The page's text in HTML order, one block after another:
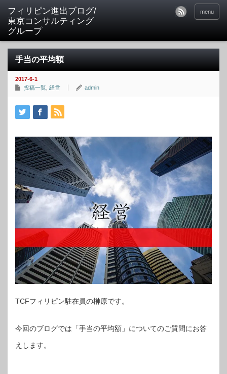
フィリピン進出ブログ/
東京コンサルティング
グループ
menu
手当の平均額
2017-6-1
投稿一覧 経営 admin
TCFフィリピン駐在員の榊原です。
今回のブログでは「手当の平均額」についてのご質問にお答
えします。